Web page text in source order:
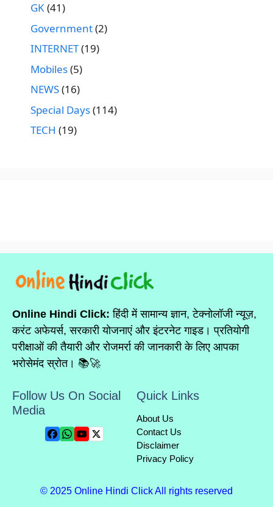
GK(41)
Government(2)
INTERNET(19)
Mobiles(5)
NEWS(16)
Special Days(114)
TECH (19)
Online Hindi Click: हिंदी में सामान्य ज्ञान, टेक्नोलॉजी न्यूज़,
करंट अफेयर्स, सरकारी योजनाएं और इंटरनेट गाइड। प्रतियोगी
परीक्षाओं की तैयारी और रोजमर्रा की जानकारी के लिए आपका
भरोसेमंद स्रोत। 📚🚀
Follow Us On Social
Media
Quick Links
About Us
Contact Us
Disclaimer
Privacy Policy
© 2025 Online Hindi Click All rights reserved